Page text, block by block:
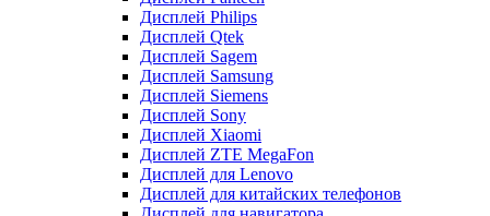
Дисплей Philips
Дисплей Qtek
Дисплей Sagem
Дисплей Samsung
Дисплей Siemens
Дисплей Sony
Дисплей Xiaomi
Дисплей ZTE MegaFon
Дисплей для Lenovo
Дисплей для китайских телефонов